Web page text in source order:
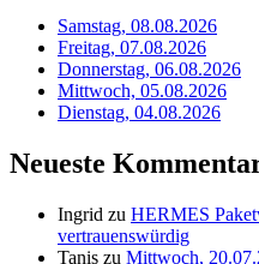
Samstag, 08.08.2026
Freitag, 07.08.2026
Donnerstag, 06.08.2026
Mittwoch, 05.08.2026
Dienstag, 04.08.2026
Neueste
Ingrid zu HERMES
vertrauenswürdig
Tanis zu Mittwoch,